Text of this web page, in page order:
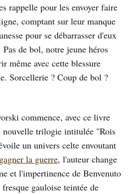
rappelle pour les envoyer faire
comptant sur leur manque
pour se débarrasser d'eux
de bol, notre jeune héros
même avec cette blessure
Sorcellerie ? Coup de bol ?
commence, avec ce livre
nouvelle trilogie intitulée "Rois
un univers celte envoutant
gagner la guerre, l'auteur change
et l'impertinence de Benvenuto
gauloise teintée de